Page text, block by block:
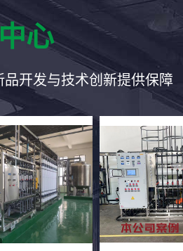
库存充足 成熟管理
用质量说话，用客户满意度说
话：一直为客户提供更好的服务
心
开发与技术创新提供保障